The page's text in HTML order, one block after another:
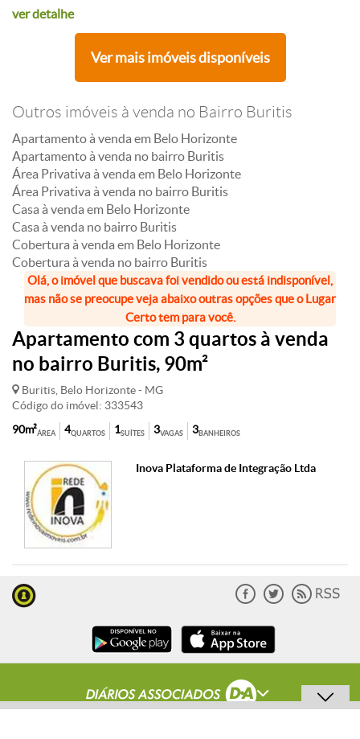
ver detalhe
Ver mais imóveis disponíveis
Outros imóveis à venda no Bairro Buritis
Apartamento à venda em Belo Horizonte
Apartamento à venda no bairro Buritis
Área Privativa à venda em Belo Horizonte
Área Privativa à venda no bairro Buritis
Casa à venda em Belo Horizonte
Casa à venda no bairro Buritis
Cobertura à venda em Belo Horizonte
Cobertura à venda no bairro Buritis
Olá, o imóvel que buscava foi vendido ou está indisponível,
mas não se preocupe veja abaixo outras opções que o Lugar
Certo tem para você.
Apartamento com 3 quartos à venda
no bairro Buritis, 90m²
Buritis, Belo Horizonte - MG
Código do imóvel: 333543
ÁREA
90m² QUARTOS
4 SUÍTES
1 VAGAS
3 BANHEIROS
3
Inova Plataforma de Integração Ltda